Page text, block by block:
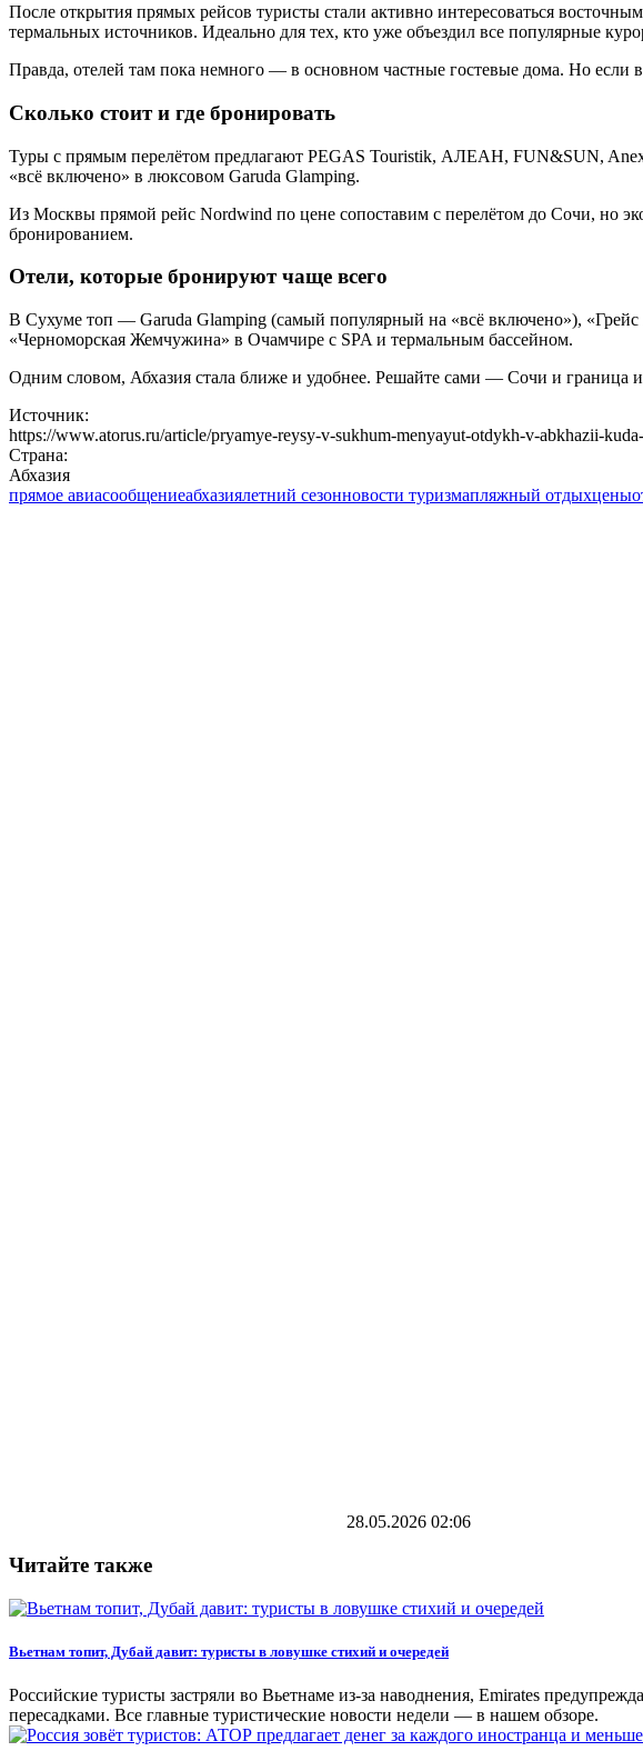
После открытия прямых рейсов туристы стали активно интересоваться
термальных источников. Идеально для тех, кто уже объездил все популярные
Правда, отелей там пока немного — в основном частные гостевые дома. Но если
Сколько стоит и где бронировать
Туры с прямым перелётом предлагают PEGAS Touristik, АЛЕАН, FUN&SUN, Anex
«всё включено» в люксовом Garuda Glamping.
Из Москвы прямой рейс Nordwind по цене сопоставим с перелётом до Сочи, но
бронированием.
Отели, которые бронируют чаще всего
В Сухуме топ — Garuda Glamping (самый популярный на «всё включено»),
«Черноморская Жемчужина» в Очамчире с SPA и термальным бассейном.
Одним словом, Абхазия стала ближе и удобнее. Решайте сами — Сочи и граница
Источник:
https://www.atorus.ru/article/pryamye-reysy-v-sukhum-menyayut-otdykh-v-abkhazii-
Страна:
Абхазия
прямое авиасообщениеабхазиялетний сезонновости туризмапляжный отдыхцены
28.05.2026 02:06
Читайте также
Вьетнам топит, Дубай давит: туристы в ловушке стихий и очередей
Российские туристы застряли во Вьетнаме из-за наводнения, Emirates
пересадками. Все главные туристические новости недели — в нашем обзоре.